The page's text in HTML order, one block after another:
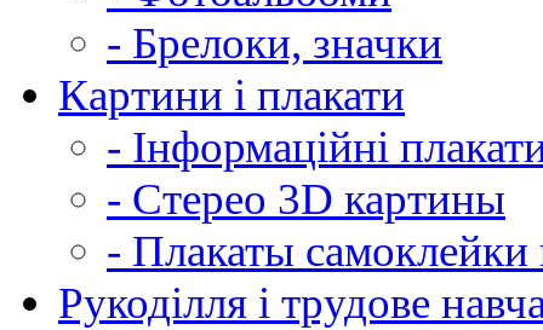
- Брелоки, значки
Картини і плакати
- Інформаційні
- Стерео 3D картины
- Плакаты самоклейки
Рукоділля і трудове